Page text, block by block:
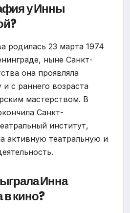
у Инны
родилась 23 марта 1974
ныне Санкт-
она проявляла
и с раннего возраста
мастерством. В
Санкт-
институт,
активную театральную и
Инна
кино?